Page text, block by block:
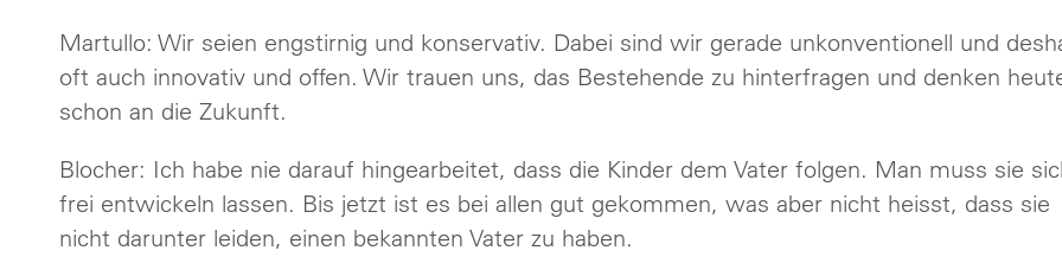
Martullo: Wir seien engstirnig und konservativ. Dabei sind wir gerade unkonventionell und
oft auch innovativ und offen. Wir trauen uns, das Bestehende zu hinterfragen und denken
schon an die Zukunft.
Blocher: Ich habe nie darauf hingearbeitet, dass die Kinder dem Vater folgen. Man muss sie
frei entwickeln lassen. Bis jetzt ist es bei allen gut gekommen, was aber nicht heisst, dass sie
nicht darunter leiden, einen bekannten Vater zu haben.